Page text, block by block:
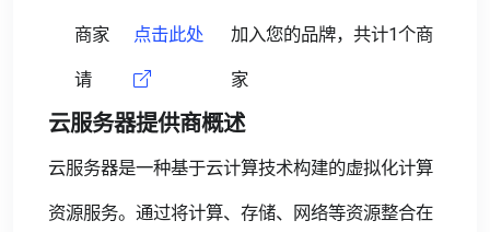
商家
请
点击此处 加入您的品牌，共计1个商
家
云服务器提供商概述
云服务器是一种基于云计算技术构建的虚拟化计算
资源服务。通过将计算、存储、网络等资源整合在